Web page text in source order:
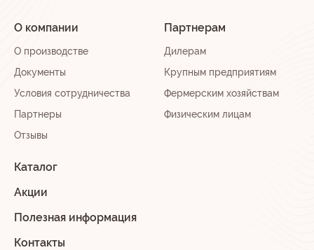
О компании
О производстве
Документы
Условия сотрудничества
Партнеры
Отзывы
Партнерам
Дилерам
Крупным предприятиям
Фермерским хозяйствам
Физическим лицам
Каталог
Акции
Полезная информация
Контакты